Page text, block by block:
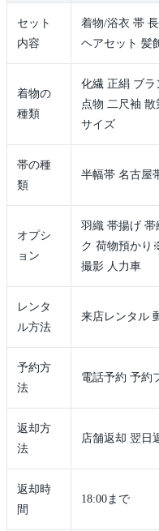
セット
内容
着物/浴衣 帯
ヘアセット 髪
着物の
種類
化繊 正絹 ブ
点物 二尺袖
サイズ
帯の種
類
半幅帯 名古屋
オプシ
ョン
羽織 帯揚げ 帯
ク 荷物預かり
撮影 人力車
レンタ
ル方法
来店レンタル
予約方
法
電話予約 予約
返却方
法
店舗返却 翌日
返却時
間
18:00まで